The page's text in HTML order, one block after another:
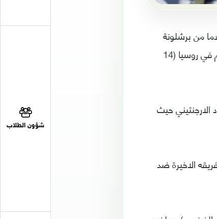
شؤون الطلاب
من برشلونة
الثلاثاء، حيث التحق بتدريبات منتخب بلاده الذي يستعد لخوض غمار نهائيات كأس العالم في روسيا (14
حيث
20 دقيقة خلال مباراة فريقه الاخيرة ضد